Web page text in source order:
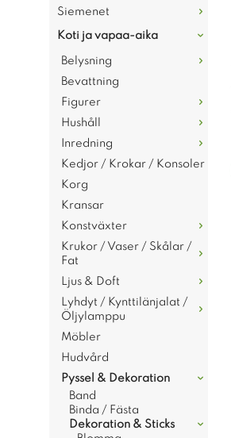
Siemenet
Koti ja vapaa-aika
Belysning
Bevattning
Figurer
Hushåll
Inredning
Kedjor / Krokar / Konsoler
Korg
Kransar
Konstväxter
Krukor / Vaser / Skålar /
Fat
Ljus & Doft
Lyhdyt / Kynttilänjalat /
Öljylamppu
Möbler
Hudvård
Pyssel & Dekoration
Band
Binda / Fästa
Dekoration & Sticks